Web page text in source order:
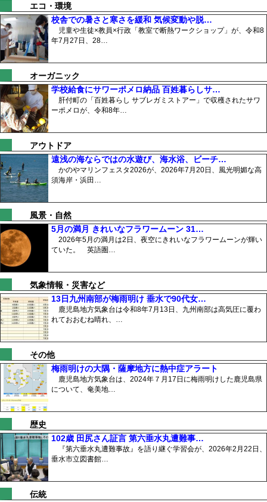
エコ・環境
校舎での暑さと寒さを緩和 気候変動や脱…
児童や生徒×教員×行政「教室で断熱ワークショップ」が、令和8
年7月27日、28…
オーガニック
学校給食にサワーポメロ納品 百姓暮らしサ…
肝付町の「百姓暮らし サブレガミストアー」で収穫されたサワ
ーポメロが、令和8年…
アウトドア
遠浅の海ならではの水遊び、海水浴、ビーチ…
かのやマリンフェスタ2026が、2026年7月20日、風光明媚な高
須海岸・浜田…
風景・自然
5月の満月 きれいなフラワームーン 31…
2026年5月の満月は2日、夜空にきれいなフラワームーンが輝い
ていた。 英語圏…
気象情報・災害など
13日九州南部が梅雨明け 垂水で90代女…
鹿児島地方気象台は令和8年7月13日、九州南部は高気圧に覆わ
れておおむね晴れ、…
その他
梅雨明けの大隅・薩摩地方に熱中症アラート
鹿児島地方気象台は、2024年７月17日に梅雨明けした鹿児島県
について、奄美地…
歴史
102歳 田尻さん証言 第六垂水丸遭難事…
『第六垂水丸遭難事故』を語り継ぐ学習会が、2026年2月22日、
垂水市立図書館…
伝統